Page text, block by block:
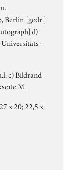
Berlin. [gedr.]
d)
Universitäts-
c) Bildrand
M.
x 20; 22,5 x